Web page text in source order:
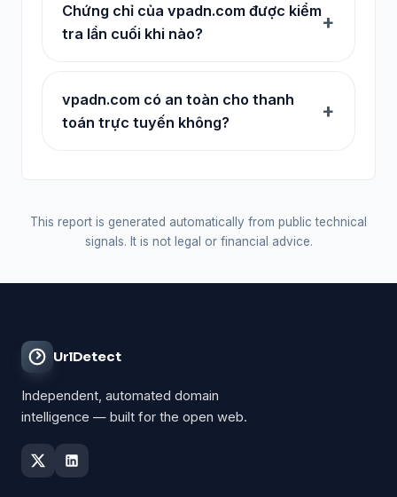
Chứng chỉ của vpadn.com được kiểm
tra lần cuối khi nào?
vpadn.com có an toàn cho thanh
toán trực tuyến không?
This report is generated automatically from public technical
signals. It is not legal or financial advice.
UrlDetect
Independent, automated domain
intelligence — built for the open web.